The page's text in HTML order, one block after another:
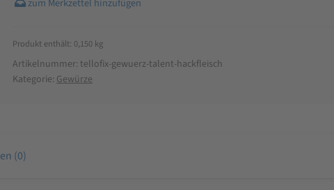
Produkt enthält: 0,150 kg
Artikelnummer: tellofix-gewuerz-talent-hackfleisch
Kategorie: Gewürze
(0)